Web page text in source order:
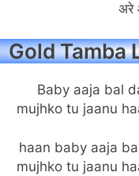
अरे
Gold Tamba
Baby aaja bal
mujhko tu jaanu
haan baby aaja
mujhko tu jaanu